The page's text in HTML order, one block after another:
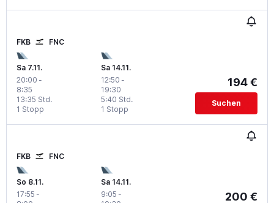
FKB FNC
Sa 7.11.
20:00 -
8:35
1 Stopp
13:35 Std.
Sa 14.11.
12:50 -
19:30
1 Stopp
5:40 Std.
194 €
Suchen
FKB FNC
So 8.11.
17:55 -
Sa 14.11.
9:05 -
200 €